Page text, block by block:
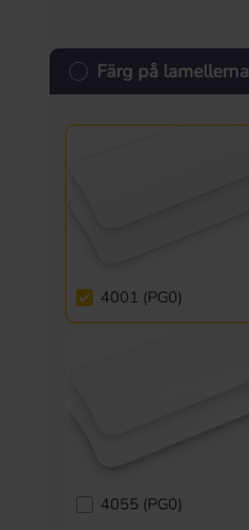
Färg på lamellerna
4001 (PG0)
4055 (PG0)